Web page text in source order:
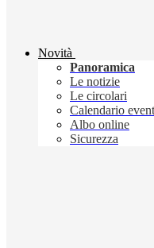
Novità
Panoramica
Le notizie
Le circolari
Calendario
Albo online
Sicurezza